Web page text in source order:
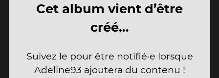
Cet album vient d’être
créé…
Suivez le pour être notifié·e lorsque
Adeline93 ajoutera du contenu !